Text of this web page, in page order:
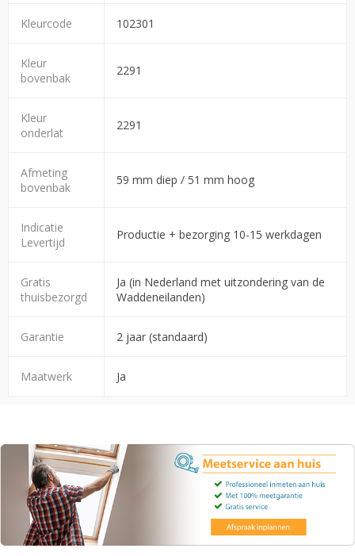
Kleurcode 102301
Kleur
bovenbak
2291
Kleur
onderlat
2291
Afmeting
bovenbak
59 mm diep / 51 mm hoog
Indicatie
Levertijd
Productie + bezorging 10-15 werkdagen
Gratis
thuisbezorgd
Ja (in Nederland met uitzondering van de
Waddeneilanden)
Garantie 2 jaar (standaard)
Maatwerk Ja